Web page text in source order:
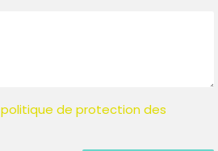
politique de protection des